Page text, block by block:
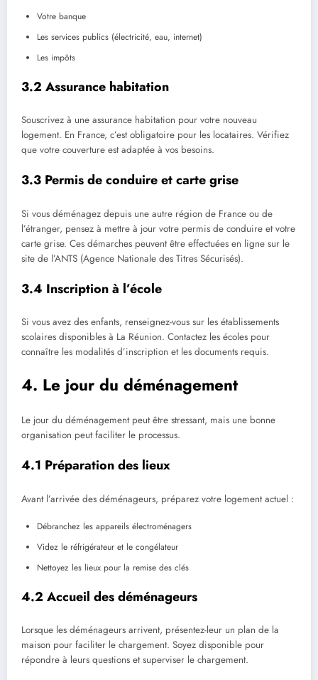
Votre banque
Les services publics (électricité, eau, internet)
Les impôts
3.2 Assurance habitation
Souscrivez à une assurance habitation pour votre nouveau
logement. En France, c’est obligatoire pour les locataires. Vérifiez
que votre couverture est adaptée à vos besoins.
3.3 Permis de conduire et carte grise
Si vous déménagez depuis une autre région de France ou de
l’étranger, pensez à mettre à jour votre permis de conduire et votre
carte grise. Ces démarches peuvent être effectuées en ligne sur le
site de l’ANTS (Agence Nationale des Titres Sécurisés).
3.4 Inscription à l’école
Si vous avez des enfants, renseignez-vous sur les établissements
scolaires disponibles à La Réunion. Contactez les écoles pour
connaître les modalités d’inscription et les documents requis.
4. Le jour du déménagement
Le jour du déménagement peut être stressant, mais une bonne
organisation peut faciliter le processus.
4.1 Préparation des lieux
Avant l’arrivée des déménageurs, préparez votre logement actuel :
Débranchez les appareils électroménagers
Videz le réfrigérateur et le congélateur
Nettoyez les lieux pour la remise des clés
4.2 Accueil des déménageurs
Lorsque les déménageurs arrivent, présentez-leur un plan de la
maison pour faciliter le chargement. Soyez disponible pour
répondre à leurs questions et superviser le chargement.